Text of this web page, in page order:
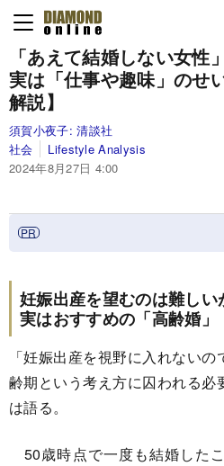
「あえて結婚しない女性
実は「仕事や趣味」のせ
解説】
須賀小夜子:清談社
社会
Lifestyle Analysis
2024年8月27日 4:00
妊娠出産を望むのは難しい
実はおすすめの「高齢婚」
「妊娠出産を視野に入れない
齢期という考え方に囚われる必
は語る。
50歳時点で一度も結婚した